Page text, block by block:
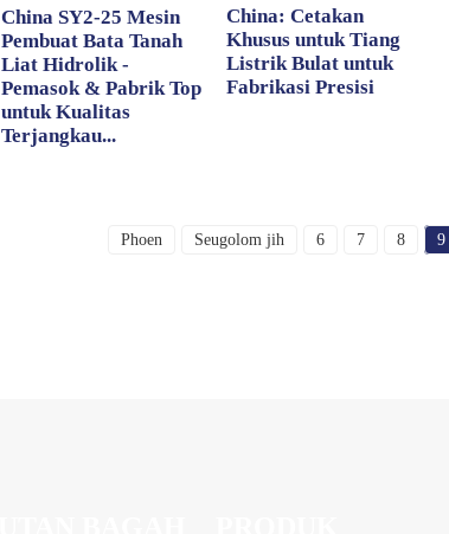
China SY2-25 Mesin
Pembuat Bata Tanah
Liat Hidrolik -
Pemasok & Pabrik Top
untuk Kualitas
Terjangkau...
China: Cetakan
Khusus untuk Tiang
Listrik Bulat untuk
Fabrikasi Presisi
Phoen Seugolom jih 6 7 8 9